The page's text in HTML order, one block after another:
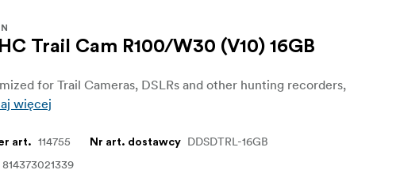
Trail Cam R100/W30 (V10) 16GB
for Trail Cameras, DSLRs and other hunting recorders,
więcej
art. 114755 Nr art. dostawcy DDSDTRL-16GB
814373021339